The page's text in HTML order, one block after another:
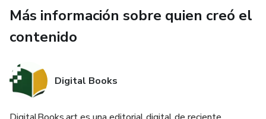
Guía para la Familia: Cómo brindar apoyo empático a niños y
adultos sin caer en la sobreprotección.
No dejes que la ansiedad defina quién eres. ¡Obtén tu guía
hoy y da el primer paso hacia una vida plena y con bienestar
emocional!
Más información sobre quien creó el
contenido
Digital Books